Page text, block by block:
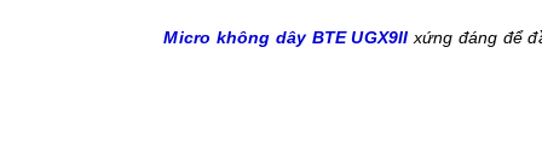
Micro không dây BTE UGX9II xứng đáng để